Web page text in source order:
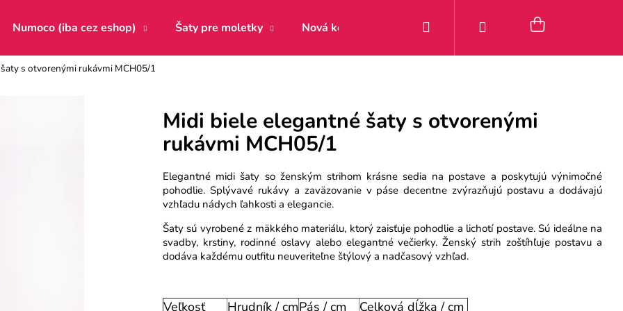
Numoco (iba cez eshop) Šaty pre moletky Nová kolekcia Zľavy Posledné kúsky 9–49 €
PrihlásenieNákupný
s otvorenými rukávmi MCH05/1
Midi biele elegantné šaty s otvorenými
rukávmi MCH05/1
Elegantné midi šaty so ženským strihom krásne sedia na postave a poskytujú výnimočné
pohodlie. Splývavé rukávy a zaväzovanie v páse decentne zvýrazňujú postavu a dodávajú
vzhľadu nádych ľahkosti a elegancie.
Šaty sú vyrobené z mäkkého materiálu, ktorý zaisťuje pohodlie a lichotí postave. Sú ideálne na
svadby, krstiny, rodinné oslavy alebo elegantné večierky. Ženský strih zoštíhľuje postavu a
dodáva každému outfitu neuveriteľne štýlový a nadčasový vzhľad.
Veľkosť Hrudník / cmPás / cm
Celková dĺžka / cm
Čo potrebujete nájsť?
HĽADAŤ